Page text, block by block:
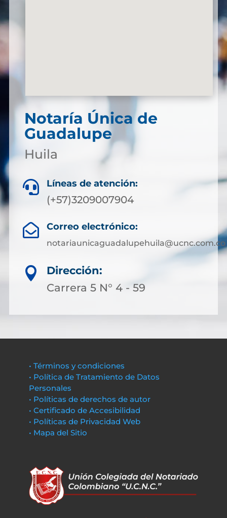
Notaría Única de
Guadalupe
Huila
 Líneas de atención:
(+57)3209007904
 Correo electrónico:
notariaunicaguadalupehuila@ucnc.com.co

Dirección:
Carrera 5 N° 4 - 59
• Términos y condiciones
• Política de Tratamiento de Datos
Personales
• Políticas de derechos de autor
• Certificado de Accesibilidad
• Políticas de Privacidad Web
• Mapa del Sitio